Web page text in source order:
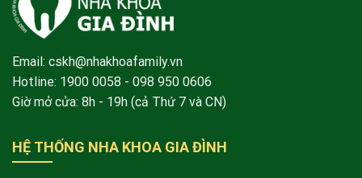
Email: cskh@nhakhoafamily.vn
Hotline: 1900 0058 - 098 950 0606
Giờ mở cửa: 8h - 19h (cả Thứ 7 và CN)
HỆ THỐNG NHA KHOA GIA ĐÌNH